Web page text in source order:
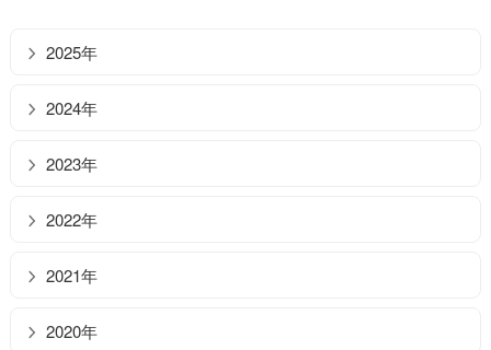
2025年
2024年
2023年
2022年
2021年
2020年